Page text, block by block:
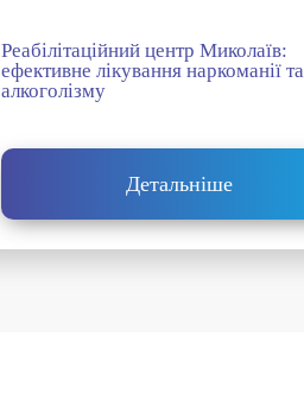
Реабілітаційний центр Миколаїв:
ефективне лікування наркоманії та
алкоголізму
Детальніше